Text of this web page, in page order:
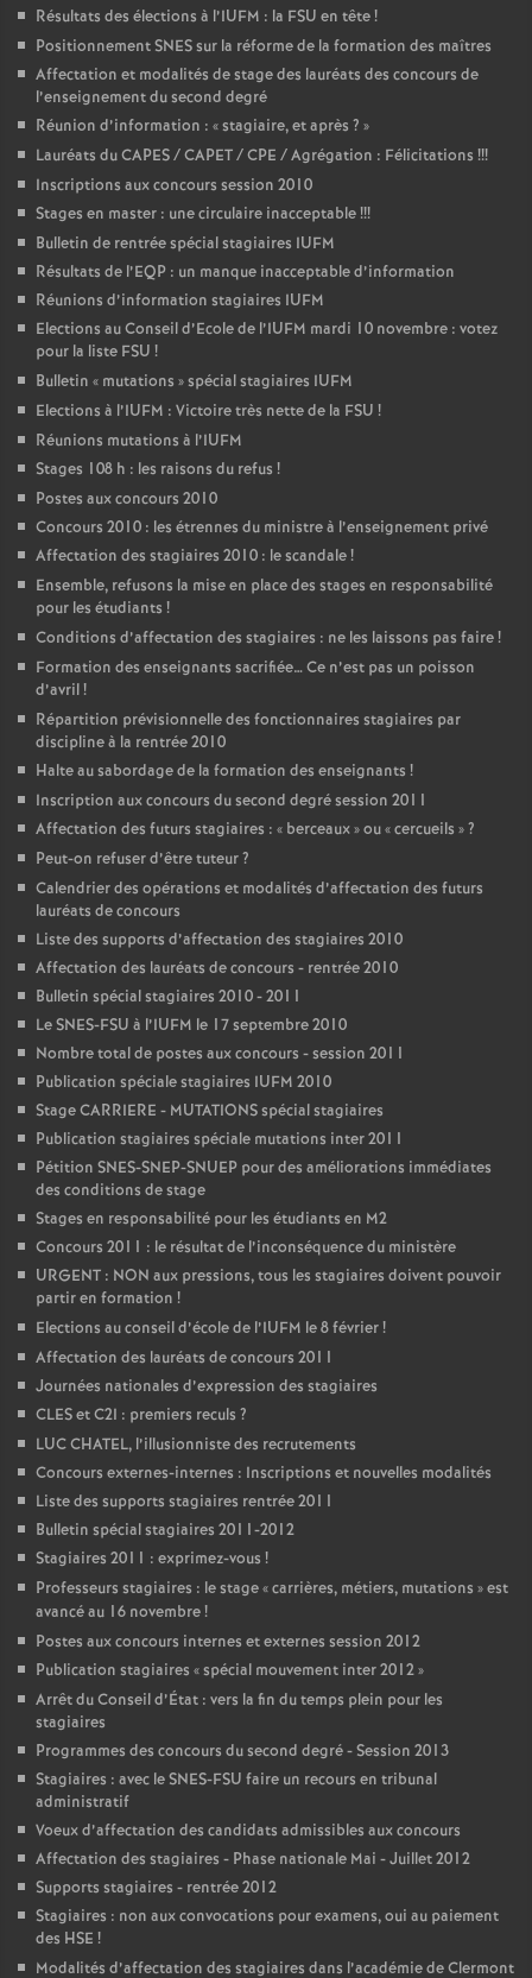
Résultats des élections à l’IUFM : la FSU en tête!
Positionnement SNES sur la réforme de la formation des maîtres
Affectation et modalités de stage des lauréats des concours de
l’enseignement du second degré
Réunion d’information : «stagiaire, et après ? »
Lauréats du CAPES / CAPET / CPE / Agrégation : Félicitations !!!
Inscriptions aux concours session 2010
Stages en master : une circulaire inacceptable!!!
Bulletin de rentrée spécial stagiaires IUFM
Résultats de l’EQP : un manque inacceptable d’information
Réunions d’information stagiaires IUFM
Elections au Conseil d’Ecole de l’IUFM mardi 10 novembre : votez
pour la liste FSU !
Bulletin « mutations » spécial stagiaires IUFM
Elections à l’IUFM : Victoire très nette de la FSU !
Réunions mutations à l’IUFM
Stages 108 h : les raisons du refus !
Postes aux concours 2010
Concours 2010 : les étrennes du ministre à l’enseignement privé
Affectation des stagiaires 2010 : le scandale!
Ensemble, refusons la mise en place des stages en responsabilité
pour les étudiants !
Conditions d’affectation des stagiaires : ne les laissons pas faire!
Formation des enseignants sacrifiée… Ce n’est pas un poisson
d’avril!
Répartition prévisionnelle des fonctionnaires stagiaires par
discipline à la rentrée 2010
Halte au sabordage de la formation des enseignants !
Inscription aux concours du second degré session 2011
Affectation des futurs stagiaires : « berceaux» ou «cercueils »?
Peut-on refuser d’être tuteur?
Calendrier des opérations et modalités d’affectation des futurs
lauréats de concours
Liste des supports d’affectation des stagiaires 2010
Affectation des lauréats de concours - rentrée 2010
Bulletin spécial stagiaires 2010 - 2011
Le SNES-FSU à l’IUFM le 17 septembre 2010
Nombre total de postes aux concours - session 2011
Publication spéciale stagiaires IUFM 2010
Stage CARRIERE - MUTATIONS spécial stagiaires
Publication stagiaires spéciale mutations inter 2011
Pétition SNES-SNEP-SNUEP pour des améliorations immédiates
des conditions de stage
Stages en responsabilité pour les étudiants en M2
Concours 2011 : le résultat de l’inconséquence du ministère
URGENT : NON aux pressions, tous les stagiaires doivent pouvoir
partir en formation !
Elections au conseil d’école de l’IUFM le 8 février!
Affectation des lauréats de concours 2011
Journées nationales d’expression des stagiaires
CLES et C2I : premiers reculs ?
LUC CHATEL, l’illusionniste des recrutements
Concours externes-internes : Inscriptions et nouvelles modalités
Liste des supports stagiaires rentrée 2011
Bulletin spécial stagiaires 2011-2012
Stagiaires 2011 : exprimez-vous !
Professeurs stagiaires : le stage «carrières, métiers, mutations » est
avancé au 16 novembre!
Postes aux concours internes et externes session 2012
Publication stagiaires «spécial mouvement inter 2012»
Arrêt du Conseil d’État : vers la fin du temps plein pour les
stagiaires
Programmes des concours du second degré - Session 2013
Stagiaires : avec le SNES-FSU faire un recours en tribunal
administratif
Voeux d’affectation des candidats admissibles aux concours
Affectation des stagiaires - Phase nationale Mai - Juillet 2012
Supports stagiaires - rentrée 2012
Stagiaires : non aux convocations pour examens, oui au paiement
des HSE !
Modalités d’affectation des stagiaires dans l’académie de Clermont